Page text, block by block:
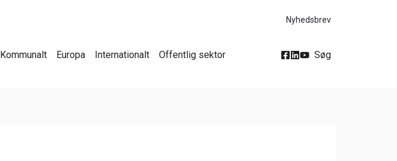
Nyhedsbrev
Kommunalt Europa Internationalt Offentlig sektor Søg